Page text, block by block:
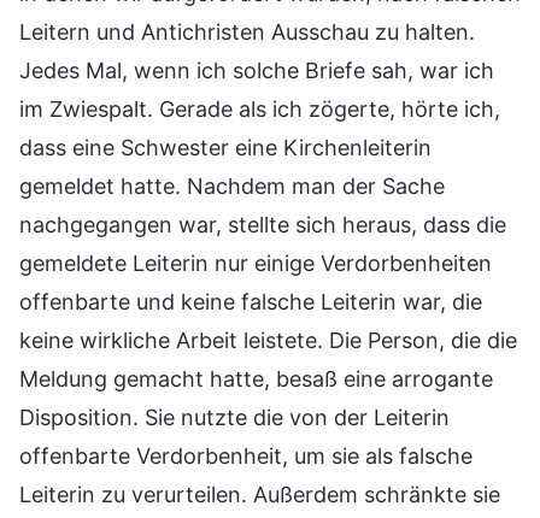
Leitern und Antichristen Ausschau zu halten.
Jedes Mal, wenn ich solche Briefe sah, war ich
im Zwiespalt. Gerade als ich zögerte, hörte ich,
dass eine Schwester eine Kirchenleiterin
gemeldet hatte. Nachdem man der Sache
nachgegangen war, stellte sich heraus, dass die
gemeldete Leiterin nur einige Verdorbenheiten
offenbarte und keine falsche Leiterin war, die
keine wirkliche Arbeit leistete. Die Person, die die
Meldung gemacht hatte, besaß eine arrogante
Disposition. Sie nutzte die von der Leiterin
offenbarte Verdorbenheit, um sie als falsche
Leiterin zu verurteilen. Außerdem schränkte sie